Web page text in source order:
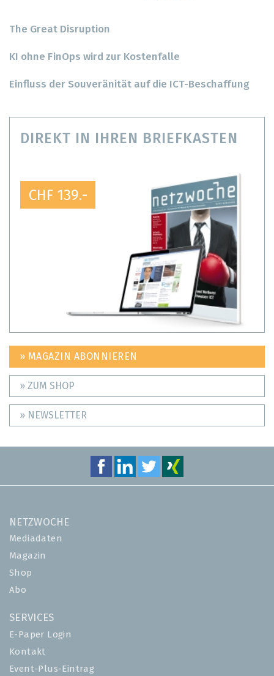
The Great Disruption
KI ohne FinOps wird zur Kostenfalle
Einfluss der Souveränität auf die ICT-Beschaffung
DIREKT IN IHREN BRIEFKASTEN
CHF 139.-
» MAGAZIN ABONNIEREN
» ZUM SHOP
» NEWSLETTER
NETZWOCHE
Mediadaten
Magazin
Shop
Abo
SERVICES
E-Paper Login
Kontakt
Event-Plus-Eintrag